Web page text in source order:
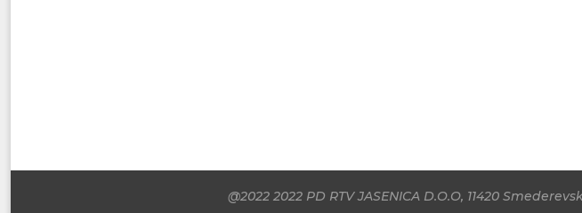
@2022 2022 PD RTV JASENICA D.O.O, 11420